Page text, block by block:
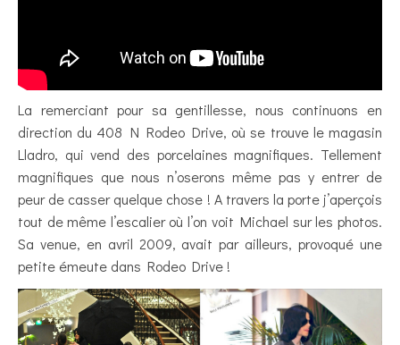
La remerciant pour sa gentillesse, nous continuons en
direction du 408 N Rodeo Drive, où se trouve le magasin
Lladro, qui vend des porcelaines magnifiques. Tellement
magnifiques que nous n’oserons même pas y entrer de
peur de casser quelque chose ! A travers la porte j’aperçois
tout de même l’escalier où l’on voit Michael sur les photos.
Sa venue, en avril 2009, avait par ailleurs, provoqué une
petite émeute dans Rodeo Drive !